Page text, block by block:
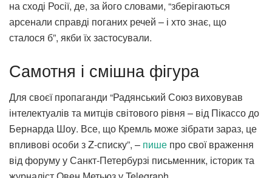
на сході Росії, де, за його словами, “зберігаються
арсенали справді поганих речей – і хто знає, що
сталося б”, якби їх застосували.
Самотня і смішна фігура
Для своєї пропаганди “Радянський Союз виховував
інтелектуалів та митців світового рівня – від Пікассо до
Бернарда Шоу. Все, що Кремль може зібрати зараз, це
впливові особи з Z-списку”, – пише про свої враження
від форуму у Санкт-Петербурзі письменник, історик та